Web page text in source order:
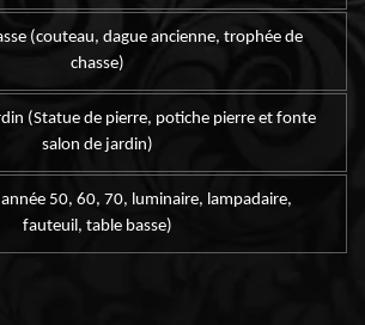
(couteau, dague ancienne, trophée de
chasse)
(Statue de pierre, potiche pierre et fonte
salon de jardin)
50, 60, 70, luminaire, lampadaire,
fauteuil, table basse)